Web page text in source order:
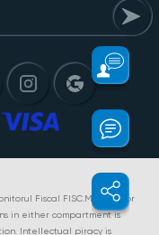
Fiscal FISC.MD”. Full or
in either compartment is
Intellectual piracy is